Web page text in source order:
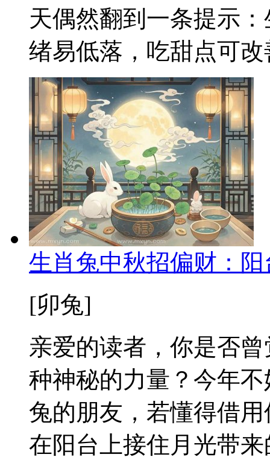
天偶然翻到一条提示
绪易低落，吃甜点可
生肖兔中秋招偏财：
[卯兔]
亲爱的读者，你是否
种神秘的力量？今年
兔的朋友，若懂得借
在阳台上接住月光带